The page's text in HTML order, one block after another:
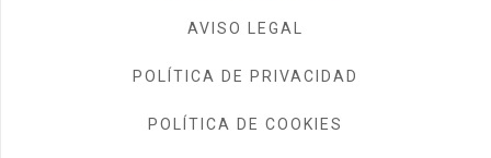
AVISO LEGAL
POLÍTICA DE PRIVACIDAD
POLÍTICA DE COOKIES